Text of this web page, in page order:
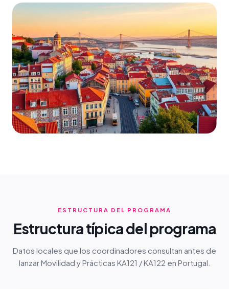
ESTRUCTURA DEL PROGRAMA
Estructura típica del programa
Datos locales que los coordinadores consultan antes de
lanzar Movilidad y Prácticas KA121 / KA122 en Portugal.